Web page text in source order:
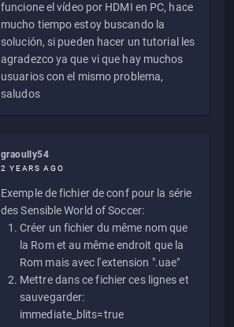
funcione el vídeo por HDMI en PC, hace
mucho tiempo estoy buscando la
solución, si pueden hacer un tutorial les
agradezco ya que vi que hay muchos
usuarios con el mismo problema,
saludos
graoully54
2 YEARS AGO
Exemple de fichier de conf pour la série
des Sensible World of Soccer:
Créer un fichier du même nom que
la Rom et au même endroit que la
Rom mais avec l'extension ".uae"
Mettre dans ce fichier ces lignes et
sauvegarder:
immediate_blits=true